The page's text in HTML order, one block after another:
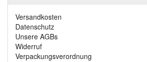
Versandkosten
Datenschutz
Unsere AGBs
Widerruf
Verpackungsverordnung